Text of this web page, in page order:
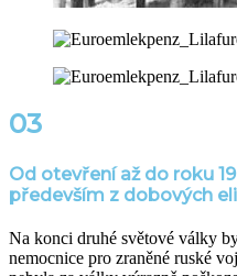
03
Od otevření až do roku
především z dobových
Na konci druhé světové války
nemocnice pro zraněné ruské